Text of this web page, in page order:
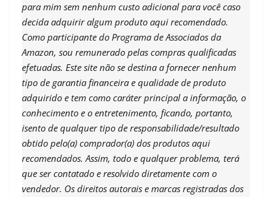
para mim sem nenhum custo adicional para você caso
decida adquirir algum produto aqui recomendado.
Como participante do Programa de Associados da
Amazon, sou remunerado pelas compras qualificadas
efetuadas. Este site não se destina a fornecer nenhum
tipo de garantia financeira e qualidade de produto
adquirido e tem como caráter principal a informação, o
conhecimento e o entretenimento, ficando, portanto,
isento de qualquer tipo de responsabilidade/resultado
obtido pelo(a) comprador(a) dos produtos aqui
recomendados. Assim, todo e qualquer problema, terá
que ser contatado e resolvido diretamente com o
vendedor. Os direitos autorais e marcas registradas dos